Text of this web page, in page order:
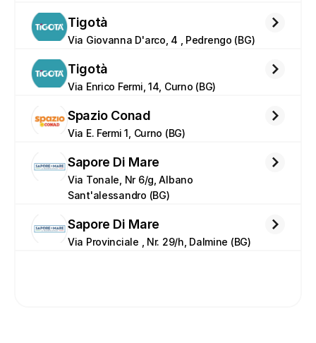
Tigotà
Via Giovanna D'arco, 4 , Pedrengo (BG)
Tigotà
Via Enrico Fermi, 14, Curno (BG)
Spazio Conad
Via E. Fermi 1, Curno (BG)
Sapore Di Mare
Via Tonale, Nr 6/g, Albano
Sant'alessandro (BG)
Sapore Di Mare
Via Provinciale , Nr. 29/h, Dalmine (BG)